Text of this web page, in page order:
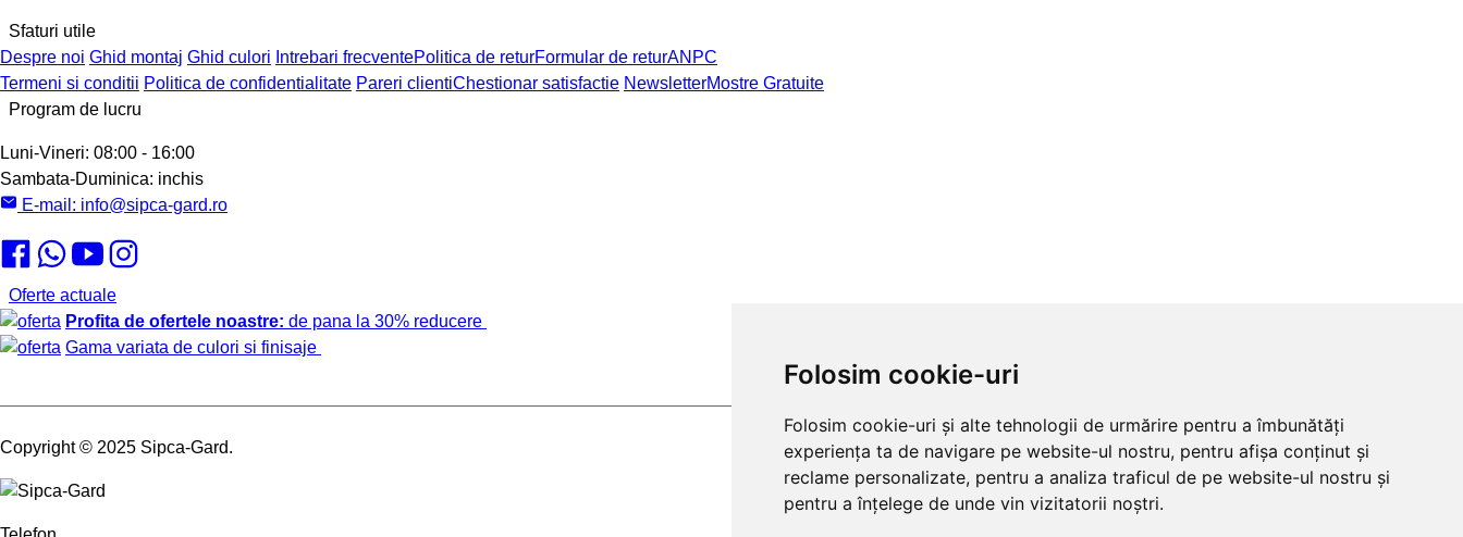
Folosim cookie-uri
Folosim cookie-uri și alte tehnologii de urmărire pentru a îmbunătăți
experiența ta de navigare pe website-ul nostru, pentru afișa conținut și
reclame personalizate, pentru a analiza traficul de pe website-ul nostru și
pentru a înțelege de unde vin vizitatorii noștri.
Sfaturi utile
Despre noi Ghid montaj Ghid culori Intrebari frecventePolitica de returFormular de returANPC
Termeni si conditii Politica de confidentialitate Pareri clientiChestionar satisfactie NewsletterMostre Gratuite
Program de lucru
Luni-Vineri: 08:00 - 16:00
Sambata-Duminica: inchis
E-mail: info@sipca-gard.ro
Oferte actuale
Profita de ofertele noastre: de pana la 30% reducere
Gama variata de culori si finisaje
Copyright© 2025 Sipca-Gard.